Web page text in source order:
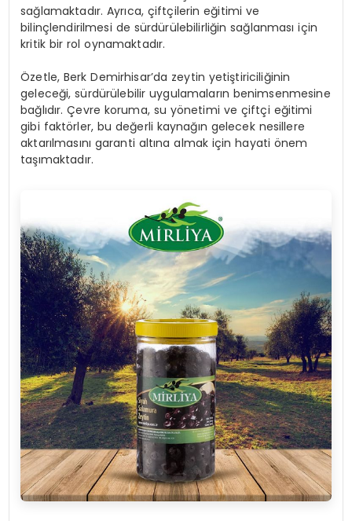
sağlamaktadır. Ayrıca, çiftçilerin eğitimi ve
bilinçlendirilmesi de sürdürülebilirliğin sağlanması için
kritik bir rol oynamaktadır.
Özetle, Berk Demirhisar’da zeytin yetiştiriciliğinin
geleceği, sürdürülebilir uygulamaların benimsenmesine
bağlıdır. Çevre koruma, su yönetimi ve çiftçi eğitimi
gibi faktörler, bu değerli kaynağın gelecek nesillere
aktarılmasını garanti altına almak için hayati önem
taşımaktadır.